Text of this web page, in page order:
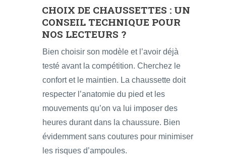
CHOIX DE CHAUSSETTES : UN
CONSEIL TECHNIQUE POUR
NOS LECTEURS ?
Bien choisir son modèle et l’avoir déjà
testé avant la compétition. Cherchez le
confort et le maintien. La chaussette doit
respecter l’anatomie du pied et les
mouvements qu’on va lui imposer des
heures durant dans la chaussure. Bien
évidemment sans coutures pour minimiser
les risques d’ampoules.